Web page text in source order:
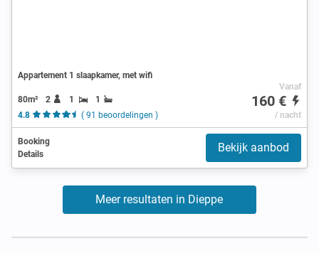
Appartement 1 slaapkamer, met wifi
80m² 2 1
1
4.8
( 91 beoordelingen )
Vanaf
160 €
/ nacht
Booking
Details
Bekijk aanbod
Meer resultaten in Dieppe